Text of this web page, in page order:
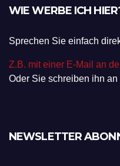
WIE WERBE ICH
Sprechen Sie einfach
Z.B. mit einer E-Mail an
Oder Sie schreiben ihn
NEWSLETTER